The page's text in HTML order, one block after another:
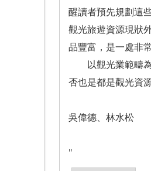
醒讀者預先規劃這
觀光旅遊資源現狀
品豐富，是一處非
以觀光業範疇為
否也是都是觀光資
吳偉德、林水松
"